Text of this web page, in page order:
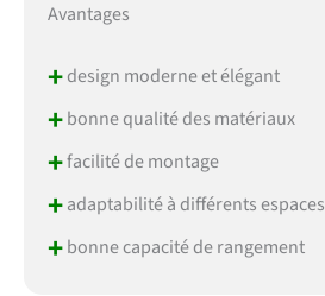
Avantages
+design moderne et élégant
+bonne qualité des matériaux
+facilité de montage
+adaptabilité à différents espaces
+bonne capacité de rangement